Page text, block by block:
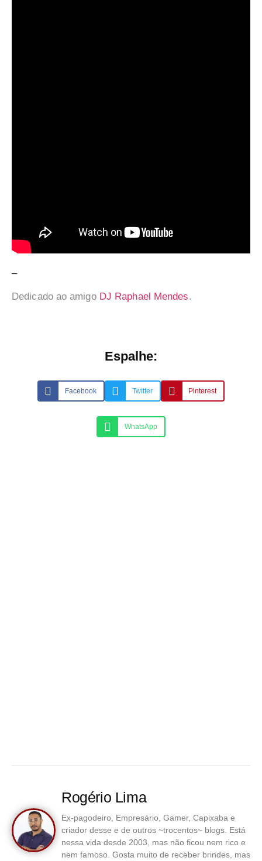
–
Dedicado ao amigo DJ Raphael Mendes.
Espalhe:
Facebook Twitter Pinterest
WhatsApp
Rogério Lima
Ex-pagodeiro, Empresário, Gamer, Capixaba e
criador desse e de outros ~trocentos~ blogs. Está
nessa vida desde 2003, mas não ficou nem rico e
nem famoso. Gosta muito de receber brindes, mas